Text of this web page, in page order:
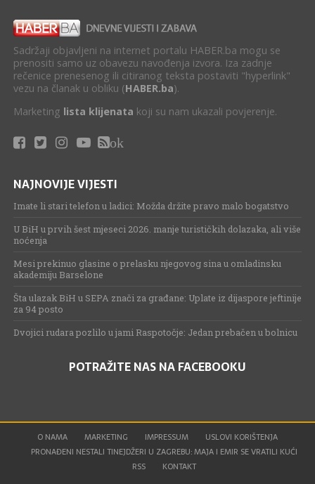
Sadržaji objavljeni na internet portalu HABER.ba mogu se
prenositi samo uz obavezu navođenja izvora. Iza zadnje
rečenice prenesenog ili citiranog teksta postaviti "hyperlink"
vezu na članak u obliku (HABER.ba).
Marketing lista klijenata koji su nam ukazali povjerenje.
ok
NAJNOVIJE VIJESTI
Imate li stari telefon u ladici: Možda držite pravo malo bogatstvo
U BiH u prvih šest mjeseci 2026. manje turističkih dolazaka, ali više
noćenja
Mesi prekinuo glasine o prelasku njegovog sina u omladinsku
akademiju Barselone
Šta ulazak BiH u SEPA znači za građane: Uplate iz dijaspore jeftinije
za 94 posto
Dvojici rudara pozlilo u jami Raspotočje: Jedan prebačen u bolnicu
POTRAŽITE NAS NA FACEBOOKU
O NAMA MARKETING IMPRESSUM
USLOVI KORIŠTENJA
PRONAĐENI NESTALI TINEJDŽERI U ZAGREBU: MAJA I EMIR SE VRATILI KUĆI
RSS
KONTAKT